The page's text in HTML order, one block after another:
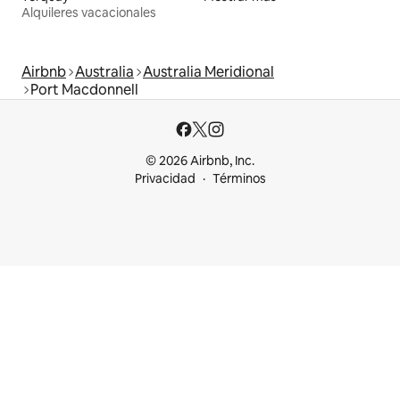
Alquileres vacacionales
Airbnb Australia Australia Meridional
Port Macdonnell
© 2026 Airbnb, Inc.
Privacidad
Términos